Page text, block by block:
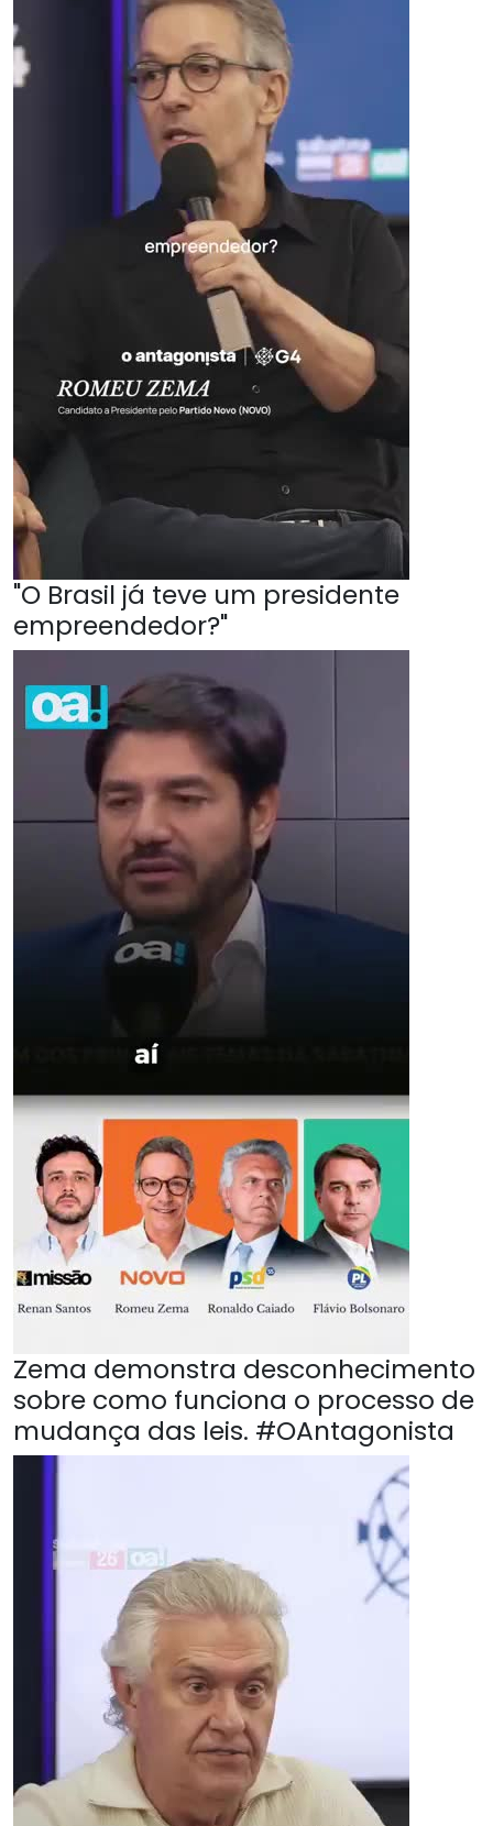
"O Brasil já teve um presidente
empreendedor?"
Zema demonstra desconhecimento
sobre como funciona o processo de
mudança das leis. #OAntagonista